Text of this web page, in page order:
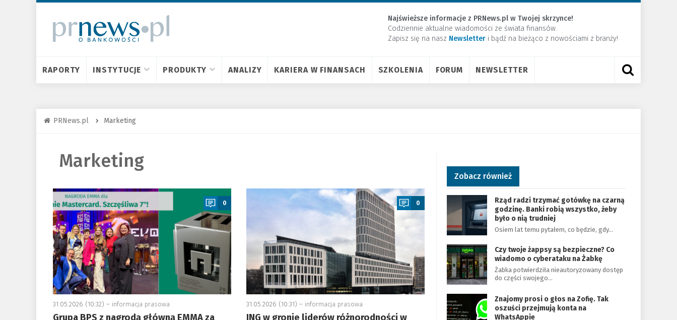
Najświeższe informacje z PRNews.pl w Twojej skrzynce!
Codziennie aktualne wiadomości ze świata finansów.
Zapisz się na nasz Newsletter ​i bądź na bieżąco z nowościami z branży!
RAPORTY INSTYTUCJE PRODUKTY ANALIZY KARIERA W FINANSACH SZKOLENIA FORUM NEWSLETTER
PRNews.pl Marketing
Marketing
a
0
31.05.2026 (10:32) – informacja prasowa
Grupa BPS z nagrodą główną EMMA za
a
0
31.05.2026 (10:31) – informacja prasowa
ING w gronie liderów różnorodności w
Zobacz również
Rząd radzi trzymać gotówkę na czarną
godzinę. Banki robią wszystko, żeby
było o nią trudniej
Osiem lat temu pytałem, co będzie, gdy…
Czy twoje żappsy są bezpieczne? Co
wiadomo o cyberataku na Żabkę
Żabka potwierdziła nieautoryzowany dostęp
do części swojego…
Znajomy prosi o głos na Zofię. Tak
oszuści przejmują konta na
WhatsAppie